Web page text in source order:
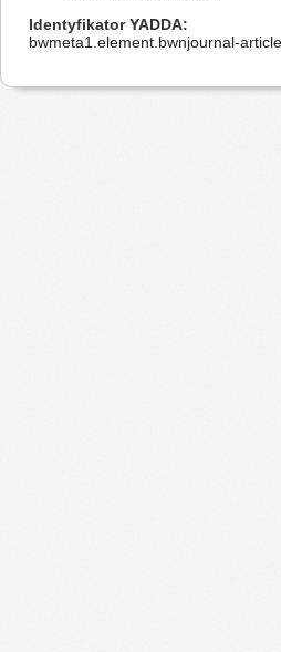
Identyfikator YADDA
bwmeta1.element.bwnjournal-